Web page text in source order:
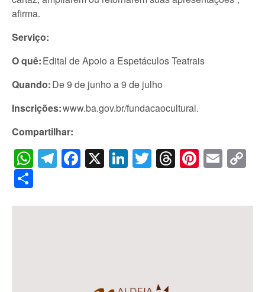
afirma.
Serviço:
O quê:Edital de Apoio a Espetáculos Teatrais
Quando:De 9 de junho a 9 de julho
Inscrições:www.ba.gov.br/fundacaocultural.
Compartilhar:
WhatsApp
Telegram
Facebook
X LinkedIn
Twitter
Threads